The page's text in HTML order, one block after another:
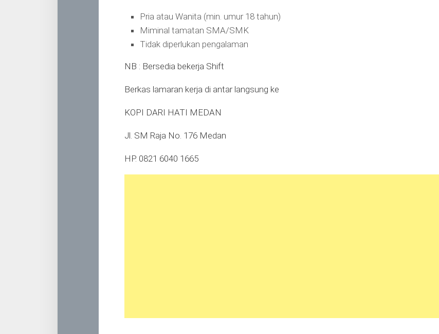
Pria atau Wanita (min. umur 18 tahun)
Miminal tamatan SMA/SMK
Tidak diperlukan pengalaman
NB : Bersedia bekerja Shift
Berkas lamaran kerja di antar langsung ke
KOPI DARI HATI MEDAN
Jl. SM Raja No. 176 Medan
HP. 0821 6040 1665